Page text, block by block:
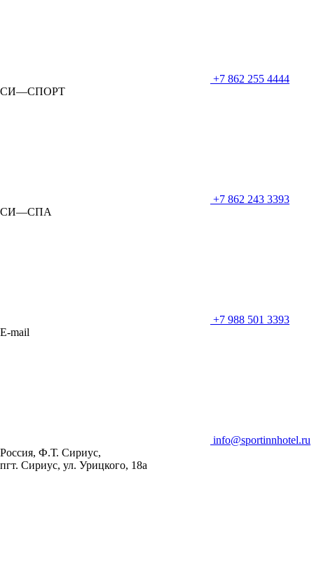
+7 862 255 4444
СИ—СПОРТ
+7 862 243 3393
СИ—СПА
+7 988 501 3393
E-mail
info@sportinnhotel.ru
Россия, Ф.Т. Сириус,
пгт. Сириус, ул. Урицкого, 18а